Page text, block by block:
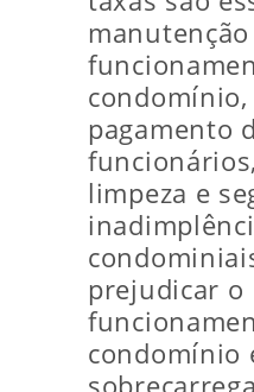
pagamento
limpeza e
prejudicar o
condomínio